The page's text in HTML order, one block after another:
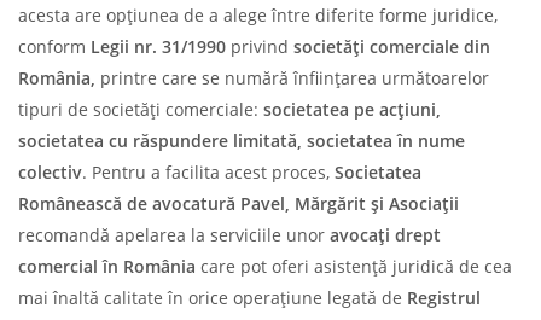
acesta are opțiunea de a alege între diferite forme juridice,
conform Legii nr. 31/1990 privind societăți comerciale din
România, printre care se numără înființarea următoarelor
tipuri de societăți comerciale: societatea pe acțiuni,
societatea cu răspundere limitată, societatea în nume
colectiv. Pentru a facilita acest proces, Societatea
Românească de avocatură Pavel, Mărgărit și Asociații
recomandă apelarea la serviciile unor avocați drept
comercial în România care pot oferi asistență juridică de cea
mai înaltă calitate în orice operațiune legată de Registrul